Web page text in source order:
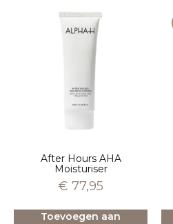
After Hours AHA
Moisturiser
€ 77,95
Toevoegen aan